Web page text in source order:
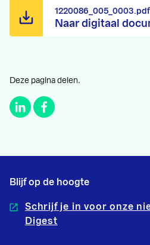
Naar digitaal
1220086_005_0003.pdf
Deze pagina delen.
Blijf op de hoogte
Schrijf je in voor onze
Digest